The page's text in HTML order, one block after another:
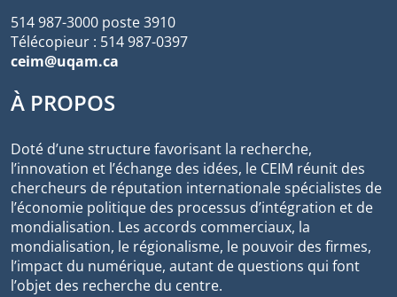
514 987-3000 poste 3910
Télécopieur : 514 987-0397
ceim@uqam.ca
À PROPOS
Doté d’une structure favorisant la recherche,
l’innovation et l’échange des idées, le CEIM réunit des
chercheurs de réputation internationale spécialistes de
l’économie politique des processus d’intégration et de
mondialisation. Les accords commerciaux, la
mondialisation, le régionalisme, le pouvoir des firmes,
l’impact du numérique, autant de questions qui font
l’objet des recherche du centre.